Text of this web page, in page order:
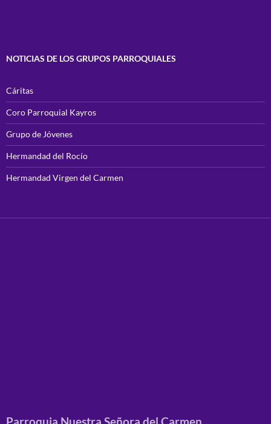
NOTICIAS DE LOS GRUPOS PARROQUIALES
Cáritas
Coro Parroquial Kayros
Grupo de Jóvenes
Hermandad del Rocío
Hermandad Virgen del Carmen